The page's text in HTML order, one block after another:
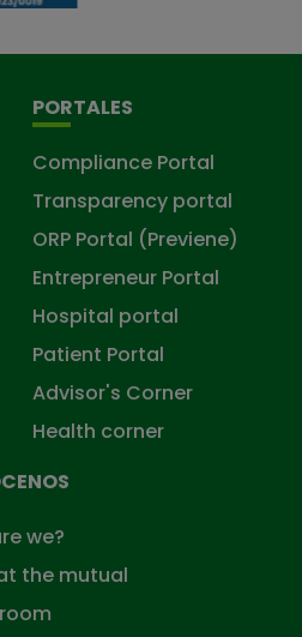
PORTALES
Compliance Portal
Transparency portal
ORP Portal (Previene)
Entrepreneur Portal
Hospital portal
Patient Portal
Advisor's Corner
Health corner
we?
the mutual